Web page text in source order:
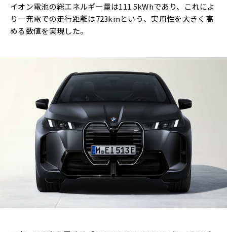
イオン電池の総エネルギー量は111.5kWhであり、これによ
り一充電での走行距離は723kmという、実用性を大きく高
める数値を実現した。